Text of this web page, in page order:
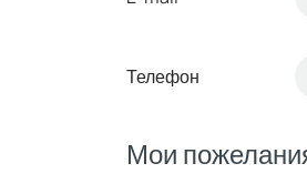
Телефон
Мои